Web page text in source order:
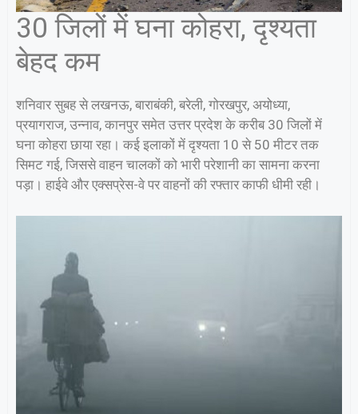
30 जिलों में घना कोहरा, दृश्यता
बेहद कम
शनिवार सुबह से लखनऊ, बाराबंकी, बरेली, गोरखपुर, अयोध्या,
प्रयागराज, उन्नाव, कानपुर समेत उत्तर प्रदेश के करीब 30 जिलों में
घना कोहरा छाया रहा। कई इलाकों में दृश्यता 10 से 50 मीटर तक
सिमट गई, जिससे वाहन चालकों को भारी परेशानी का सामना करना
पड़ा। हाईवे और एक्सप्रेस-वे पर वाहनों की रफ्तार काफी धीमी रही।